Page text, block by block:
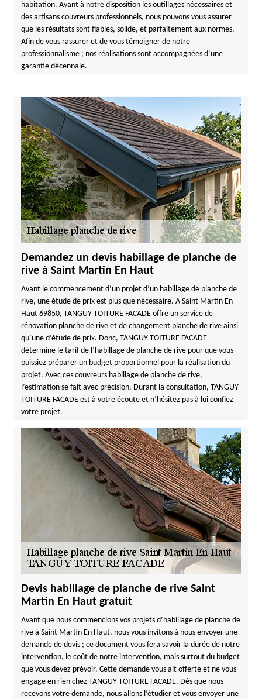
habitation. Ayant à notre disposition les outillages nécessaires et
des artisans couvreurs professionnels, nous pouvons vous assurer
que les résultats sont fiables, solide, et parfaitement aux normes.
Afin de vous rassurer et de vous témoigner de notre
professionnalisme ; nos réalisations sont accompagnées d’une
garantie décennale.
Demandez un devis habillage de planche de
rive à Saint Martin En Haut
Avant le commencement d’un projet d’un habillage de planche de
rive, une étude de prix est plus que nécessaire. A Saint Martin En
Haut 69850, TANGUY TOITURE FACADE offre un service de
rénovation planche de rive et de changement planche de rive ainsi
qu’une d’étude de prix. Donc, TANGUY TOITURE FACADE
détermine le tarif de l’habillage de planche de rive pour que vous
puissiez préparer un budget proportionnel pour la réalisation du
projet. Avec ces couvreurs habillage de planche de rive,
l’estimation se fait avec précision. Durant la consultation, TANGUY
TOITURE FACADE est à votre écoute et n’hésitez pas à lui confiez
votre projet.
Devis habillage de planche de rive Saint
Martin En Haut gratuit
Avant que nous commencions vos projets d’habillage de planche de
rive à Saint Martin En Haut, nous vous invitons à nous envoyer une
demande de devis ; ce document vous fera savoir la durée de notre
intervention, le coût de notre intervention, mais surtout du budget
que vous devez prévoir. Cette demande vous ait offerte et ne vous
engage en rien chez TANGUY TOITURE FACADE. Dès que nous
recevons votre demande, nous allons l’étudier et vous envoyer une